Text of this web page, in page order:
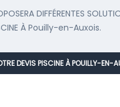
DIFFÉRENTES
À Pouilly-en-Auxois.
DEVIS PISCINE À POUILLY-EN-